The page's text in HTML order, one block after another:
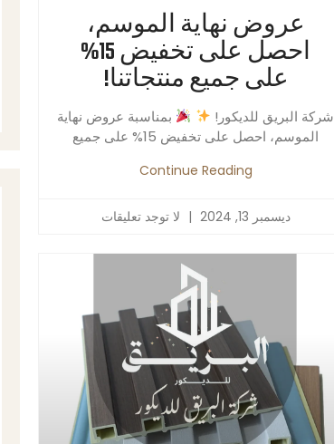
عروض نهاية الموسم،
احصل على تخفيض 15%
على جميع منتجاتنا!
شركة البريق للديكور!
بمناسبة عروض نهاية
الموسم، احصل على تخفيض 15% على جميع
Continue Reading
ديسمبر 13, 2024 لا توجد تعليقات